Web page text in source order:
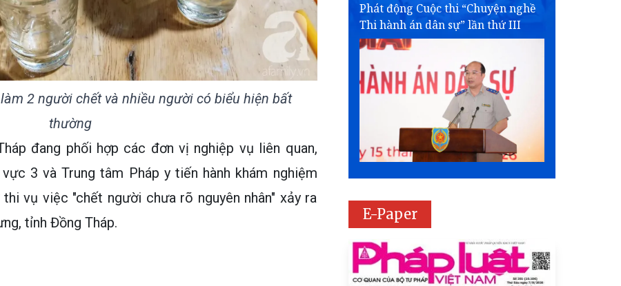
2 người chết và nhiều người có biểu hiện bất
thường
đang phối hợp các đơn vị nghiệp vụ liên quan,
3 và Trung tâm Pháp y tiến hành khám nghiệm
vụ việc "chết người chưa rõ nguyên nhân" xảy ra
tỉnh Đồng Tháp.
Phát động Cuộc thi “Chuyện nghề
Thi hành án dân sự” lần thứ III
E-Paper